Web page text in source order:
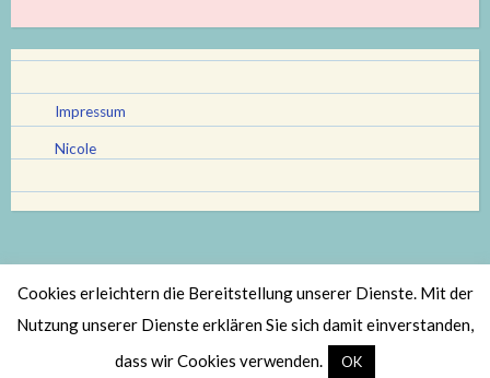
Impressum
Nicole
Stolz bereitgestellt von WordPress |
Theme: Scratchpad von
Cookies erleichtern die Bereitstellung unserer Dienste. Mit der
Nutzung unserer Dienste erklären Sie sich damit einverstanden,
dass wir Cookies verwenden.
OK